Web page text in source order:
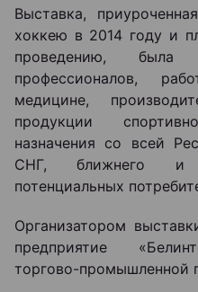
Выставка,
хоккею в 2014 году и
проведению, была
профессионалов,
медицине,
продукции
назначения со всей
СНГ, ближнего и
потенциальных
Организатором
предприятие
торгово-промышленной